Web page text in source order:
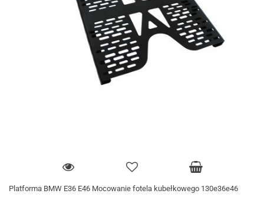
Platforma BMW E36 E46 Mocowanie fotela kubełkowego 130e36e46